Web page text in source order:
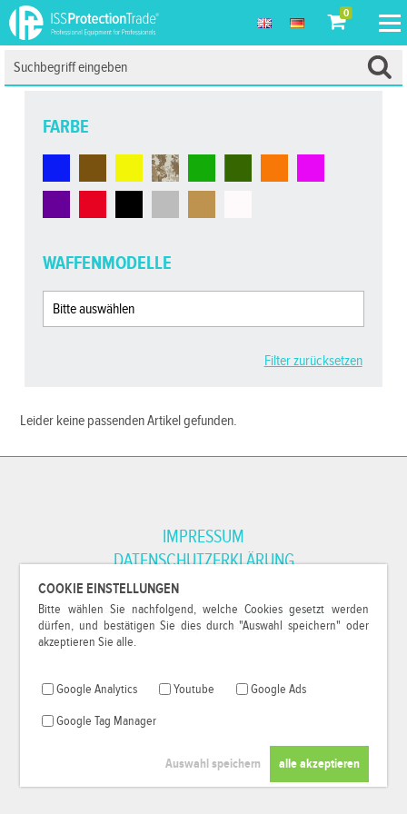
COOKIE EINSTELLUNGEN
Bitte wählen Sie nachfolgend, welche Cookies gesetzt werden
dürfen, und bestätigen Sie dies durch "Auswahl speichern" oder
akzeptieren Sie alle.
Google Analytics Youtube Google Ads
Google Tag Manager
0
FARBE
WAFFENMODELLE
Filter zurücksetzen
Leider keine passenden Artikel gefunden.
IMPRESSUM
DATENSCHUTZERKLÄRUNG
*Alle Preise inkl. MwSt. und zzgl.Versandkosten
© 2000-2026 79Pixel, alle Rechte vorbehalten.